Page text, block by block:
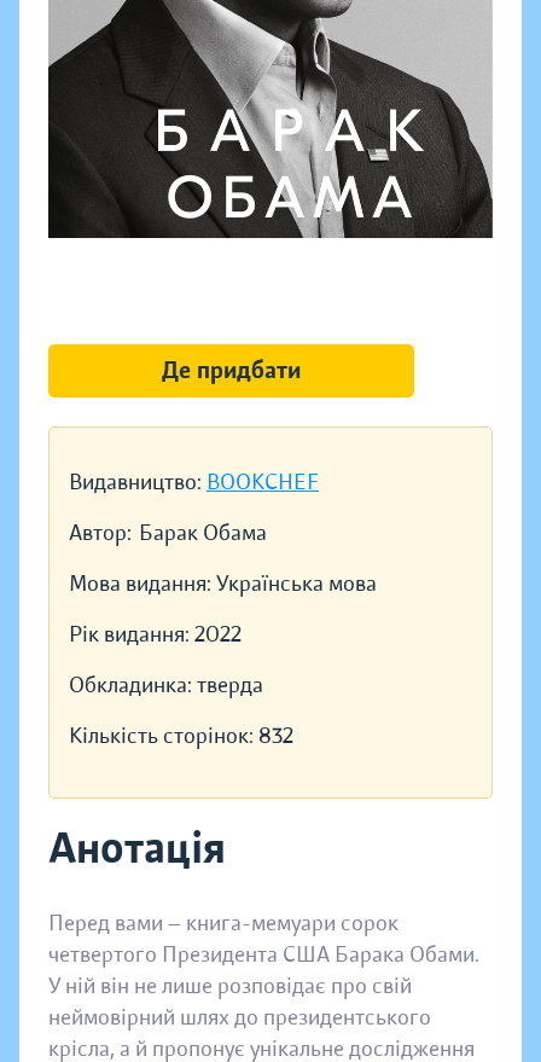
Видавництво: BOOKCHEF
Автор: Барак Обама
Мова видання: Українська мова
Рік видання: 2022
Обкладинка: тверда
Кількість сторінок: 832
Анотація
Перед вами — книга-мемуари сорок
четвертого Президента США Барака Обами.
У ній він не лише розповідає про свій
неймовірний шлях до президентського
крісла, а й пропонує унікальне дослідження
Де придбати